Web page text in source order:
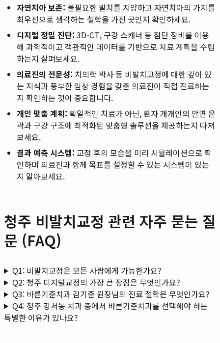
자연치아 보존: 불필요한 발치를 지양하고 자연치아의 가치를
최우선으로 생각하는 철학을 가진 곳인지 확인하세요.
디지털 정밀 진단: 3D-CT, 구강 스캐너 등 첨단 장비를 이용
해 과학적이고 객관적인 데이터를 기반으로 치료 계획을 수립
하는지 살펴보세요.
의료진의 전문성: 치의학 박사 등 비발치교정에 대한 깊이 있
는 지식과 풍부한 임상 경험을 갖춘 의료진이 직접 진료하는
지 확인하는 것이 중요합니다.
개인 맞춤 계획: 획일적인 치료가 아닌, 환자 개개인의 안면 윤
곽과 구강 구조에 최적화된 맞춤형 솔루션을 제공하는지 따져
보세요.
결과 예측 시스템: 교정 후의 모습을 미리 시뮬레이션으로 확
인하며 의료진과 함께 목표를 설정할 수 있는 시스템이 있는
지 알아보세요.
청주 비발치교정 관련 자주 묻는 질
문 (FAQ)
Q1: 비발치교정은 모든 사람에게 가능한가요?
Q2: 청주 디지털교정의 가장 큰 장점은 무엇인가요?
Q3: 바른기준치과 김기준 원장님의 진료 철학은 무엇인가요?
Q4: 청주 강서동 치과 중에서 바른기준치과를 선택해야 하는
특별한 이유가 있나요?